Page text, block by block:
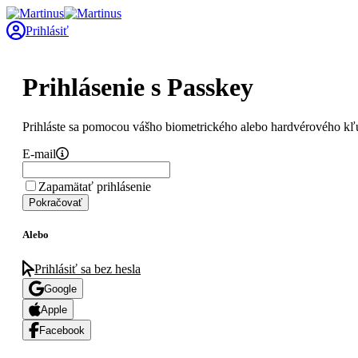
Prihlásiť
Prihlásenie s Passkey
Prihláste sa pomocou vášho biometrického alebo hardvérového
E-mail
Zapamätať prihlásenie
Pokračovať
Alebo
Prihlásiť sa bez hesla
Google
Apple
Facebook